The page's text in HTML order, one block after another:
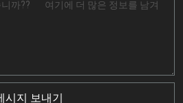
시지 보내기